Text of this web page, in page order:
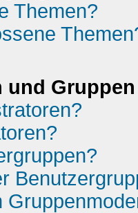
Themen?
und Gruppen